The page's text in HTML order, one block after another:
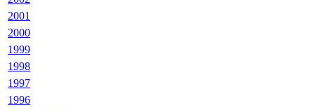
2001
2000
1999
1998
1997
1996